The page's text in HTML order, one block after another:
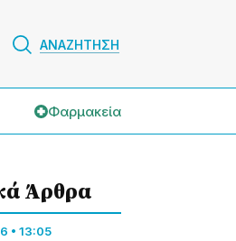
ΑΝΑΖΗΤΗΣΗ
Φαρμακεία
Άρθρα
• 13:05